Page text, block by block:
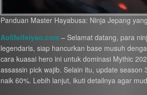
Panduan Master Hayabusa: Ninja Jepang
Aolifeifeiyao.com– Selamat datang, para
legendaris, siap hancurkan base musuh
cara kuasai hero ini untuk dominasi Mythic
assassin pick wajib. Selain itu, update
naik 60%. Lebih lanjut, ikuti detailnya agar